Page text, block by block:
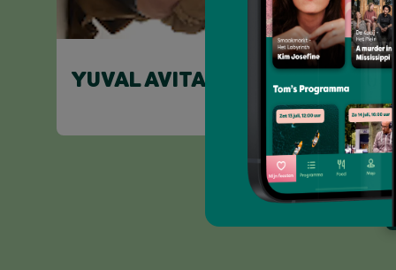
YUVAL AVITAL